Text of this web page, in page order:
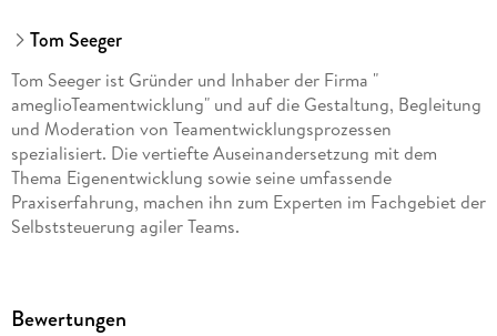
Tom Seeger
Tom Seeger ist Gründer und Inhaber der Firma "
ameglioTeamentwicklung" und auf die Gestaltung, Begleitung
und Moderation von Teamentwicklungsprozessen
spezialisiert. Die vertiefte Auseinandersetzung mit dem
Thema Eigenentwicklung sowie seine umfassende
Praxiserfahrung, machen ihn zum Experten im Fachgebiet der
Selbststeuerung agiler Teams.
Bewertungen